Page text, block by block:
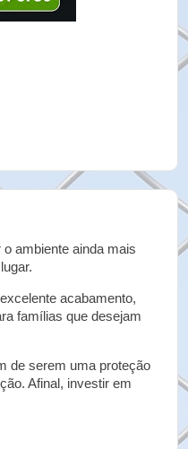
ambiente ainda mais
acabamento,
famílias que desejam
de serem uma proteção
Afinal, investir em